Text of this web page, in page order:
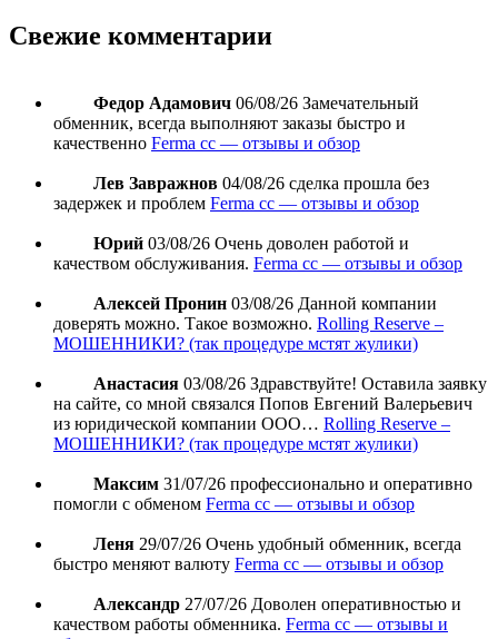
Свежие комментарии
Федор Адамович 06/08/26 Замечательный
обменник, всегда выполняют заказы быстро и
качественно Ferma cc — отзывы и обзор
Лев Завражнов 04/08/26 сделка прошла без
задержек и проблем Ferma cc — отзывы и обзор
Юрий 03/08/26 Очень доволен работой и
качеством обслуживания. Ferma cc — отзывы и обзор
Алексей Пронин 03/08/26 Данной компании
доверять можно. Такое возможно. Rolling Reserve –
МОШЕННИКИ? (так процедуре мстят жулики)
Анастасия 03/08/26 Здравствуйте! Оставила заявку
на сайте, со мной связался Попов Евгений Валерьевич
из юридической компании ООО… Rolling Reserve –
МОШЕННИКИ? (так процедуре мстят жулики)
Максим 31/07/26 профессионально и оперативно
помогли с обменом Ferma cc — отзывы и обзор
Леня 29/07/26 Очень удобный обменник, всегда
быстро меняют валюту Ferma cc — отзывы и обзор
Александр 27/07/26 Доволен оперативностью и
качеством работы обменника. Ferma cc — отзывы и